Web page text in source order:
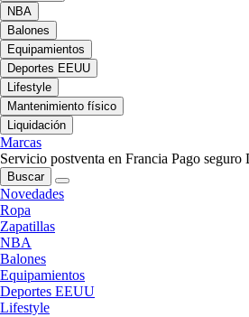
NBA
Balones
Equipamientos
Deportes EEUU
Lifestyle
Mantenimiento físico
Liquidación
Marcas
Servicio postventa en Francia Pago seguro
Buscar
Novedades
Ropa
Zapatillas
NBA
Balones
Equipamientos
Deportes EEUU
Lifestyle